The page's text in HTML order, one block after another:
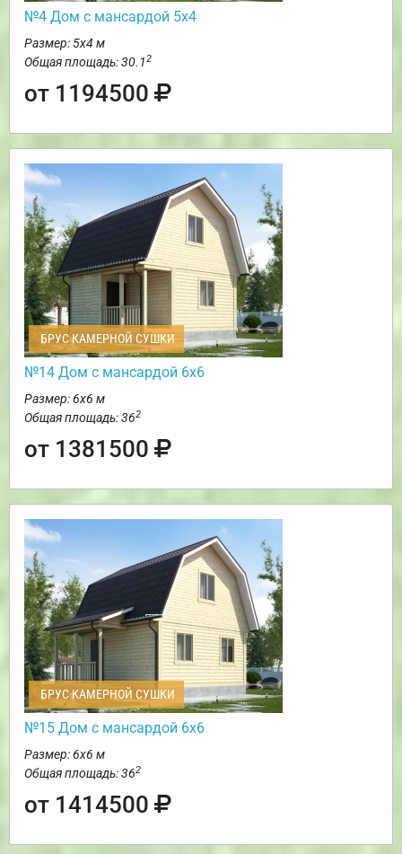
№4 Дом с мансардой 5х4
Размер: 5х4 м
Общая площадь: 30.12
от 1194500
БРУС КАМЕРНОЙ СУШКИ
№14 Дом с мансардой 6х6
Размер: 6х6 м
Общая площадь: 362
от 1381500
БРУС КАМЕРНОЙ СУШКИ
№15 Дом с мансардой 6х6
Размер: 6х6 м
Общая площадь: 362
от 1414500